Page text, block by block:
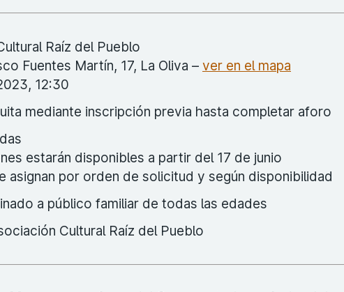
Raíz del Pueblo
Fuentes Martín, 17, La Oliva – ver en el mapa
12:30
mediante inscripción previa hasta completar aforo
estarán disponibles a partir del 17 de junio
asignan por orden de solicitud y según disponibilidad
a público familiar de todas las edades
Cultural Raíz del Pueblo